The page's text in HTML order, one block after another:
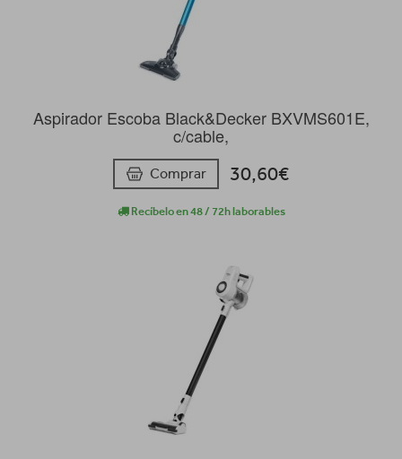
Aspirador Escoba Black&Decker BXVMS601E,
c/cable,
Comprar 30,60€
Recíbelo en 48 / 72h laborables